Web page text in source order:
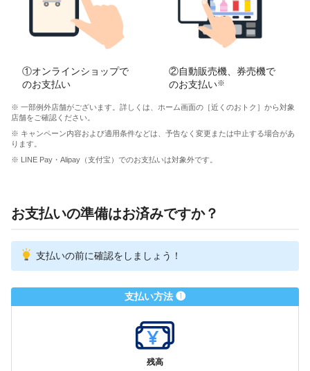
①オンラインショップで
のお支払い
②自動販売機、券売機で
のお支払い※
※ 一部例外店舗がございます。詳しくは、ホーム画面の［近くのおトク］から対象
店舗をご確認ください。
※ キャンペーン内容および適用条件などは、予告なく変更または中止する場合があ
ります。
※ LINE Pay・Alipay（支付宝）でのお支払いは対象外です。
お支払いの準備はお済みですか？
支払いの前に確認をしましょう！
支払い方法 ❶
残高